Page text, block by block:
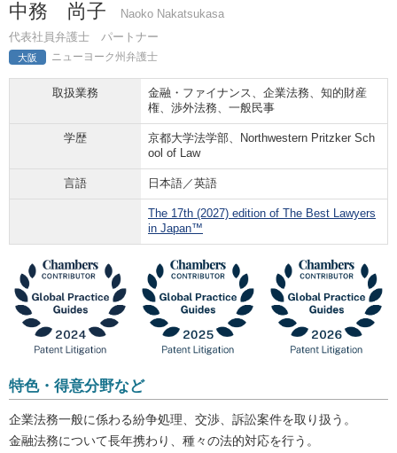
中務 尚子
Naoko Nakatsukasa
代表社員弁護士 パートナー
大阪 ニューヨーク州弁護士
取扱業務
金融・ファイナンス、企業法務、知的財産
権、渉外法務、一般民事
学歴
京都大学法学部、Northwestern Pritzker Sch
ool of Law
言語 日本語／英語
The 17th (2027) edition of The Best Lawyers
in Japan™
特色・得意分野など
企業法務一般に係わる紛争処理、交渉、訴訟案件を取り扱う。
金融法務について長年携わり、種々の法的対応を行う。